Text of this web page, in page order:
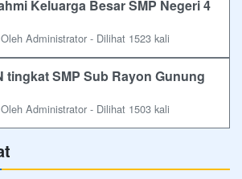
Keluarga Besar SMP Negeri 4
Administrator - Dilihat 1523 kali
tingkat SMP Sub Rayon Gunung
Administrator - Dilihat 1503 kali